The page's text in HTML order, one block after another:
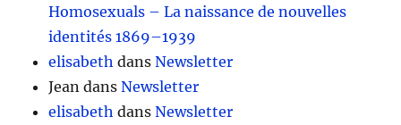
Homosexuals – La naissance de nouvelles
identités 1869–1939
elisabeth dansNewsletter
Jean dansNewsletter
elisabeth dansNewsletter